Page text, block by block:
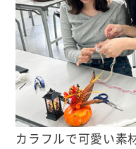
カラフルで可愛い素